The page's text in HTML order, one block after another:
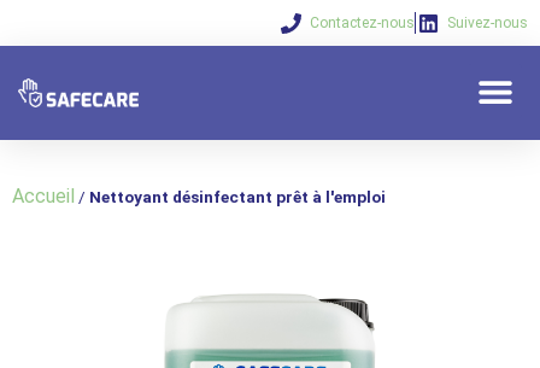
Contactez-nous Suivez-nous
Accueil / Nettoyant désinfectant prêt à l'emploi